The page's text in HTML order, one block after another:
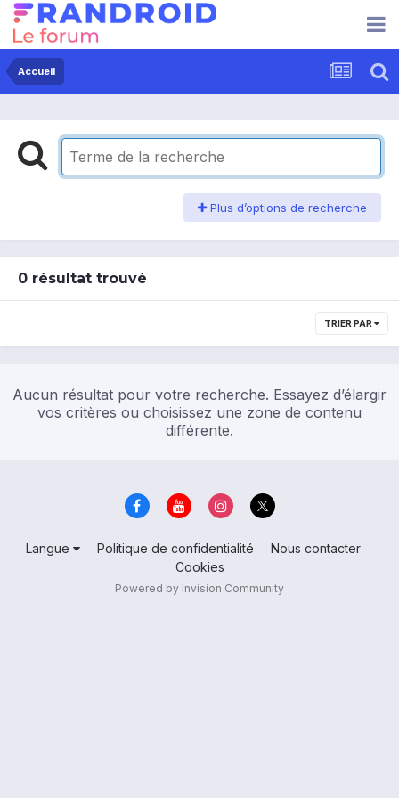
Accueil
Plus d’options de recherche
0 résultat trouvé
TRIER PAR
Aucun résultat pour votre recherche. Essayez d’élargir
vos critères ou choisissez une zone de contenu
différente.
Langue Politique de confidentialité
Nous contacter
Cookies
Powered by Invision Community